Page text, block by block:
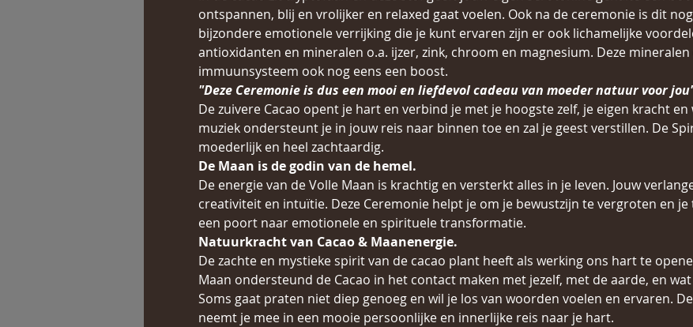
ontspannen, blij en vrolijker en relaxed gaat voelen. Ook na de ceremonie is dit
bijzondere emotionele verrijking die je kunt ervaren zijn er ook lichamelijke
antioxidanten en mineralen o.a. ijzer, zink, chroom en magnesium. Deze
immuunsysteem ook nog eens een boost.
"Deze Ceremonie is dus een mooi en liefdevol cadeau van moeder natuur voor
De zuivere Cacao opent je hart en verbind je met je hoogste zelf, je eigen kracht
muziek ondersteunt je in jouw reis naar binnen toe en zal je geest verstillen. De
moederlijk en heel zachtaardig.
De Maan is de godin van de hemel.
De energie van de Volle Maan is krachtig en versterkt alles in je leven. Jouw
creativiteit en intuïtie. Deze Ceremonie helpt je om je bewustzijn te vergroten en
een poort naar emotionele en spirituele transformatie.
Natuurkracht van Cacao & Maanenergie.
De zachte en mystieke spirit van de cacao plant heeft als werking ons hart te
Maan ondersteund de Cacao in het contact maken met jezelf, met de aarde, en
Soms gaat praten niet diep genoeg en wil je los van woorden voelen en ervaren.
neemt je mee in een mooie persoonlijke en innerlijke reis naar je hart.